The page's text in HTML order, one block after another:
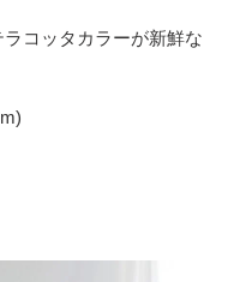
コッタカラーが新鮮な